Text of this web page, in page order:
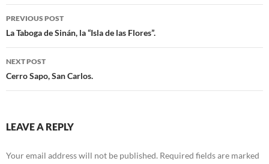
Post
navigation
PREVIOUS POST
La Taboga de Sinán, la “Isla de las Flores”.
NEXT POST
Cerro Sapo, San Carlos.
LEAVE A REPLY
Your email address will not be published. Required fields are marked